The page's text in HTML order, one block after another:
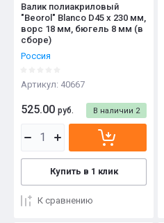
Валик полиакриловый
"Beorol" Blanco D45 x 230 мм,
ворс 18 мм, бюгель 8 мм (в
сборе)
Россия
Артикул: 40667
В наличии 2
525.00 руб.
Купить в 1 клик
К сравнению